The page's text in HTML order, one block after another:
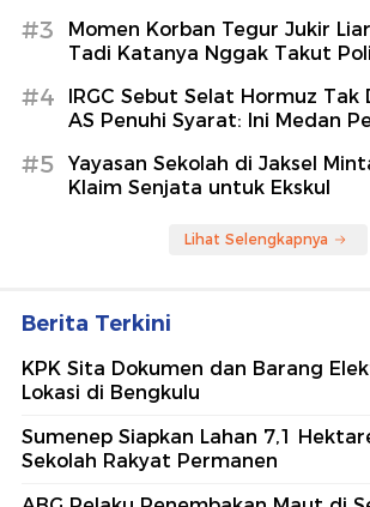
#3
Momen Korban Tegur Jukir
Tadi Katanya Nggak Takut
#4
IRGC Sebut Selat Hormuz Tak
AS Penuhi Syarat: Ini Medan
#5
Yayasan Sekolah di Jaksel
Klaim Senjata untuk Ekskul
Lihat Selengkapnya
Berita Terkini
KPK Sita Dokumen dan Barang
Lokasi di Bengkulu
Sumenep Siapkan Lahan 7,1
Sekolah Rakyat Permanen